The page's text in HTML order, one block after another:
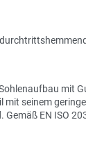
mit
mit seinem
EN ISO